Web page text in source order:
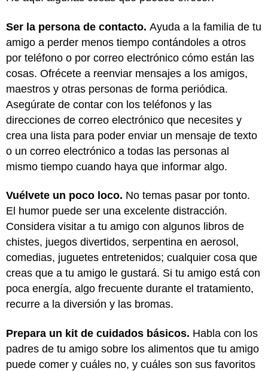
Ser la persona de contacto. Ayuda a la familia de tu
amigo a perder menos tiempo contándoles a otros
por teléfono o por correo electrónico cómo están las
cosas. Ofrécete a reenviar mensajes a los amigos,
maestros y otras personas de forma periódica.
Asegúrate de contar con los teléfonos y las
direcciones de correo electrónico que necesites y
crea una lista para poder enviar un mensaje de texto
o un correo electrónico a todas las personas al
mismo tiempo cuando haya que informar algo.
Vuélvete un poco loco. No temas pasar por tonto.
El humor puede ser una excelente distracción.
Considera visitar a tu amigo con algunos libros de
chistes, juegos divertidos, serpentina en aerosol,
comedias, juguetes entretenidos; cualquier cosa que
creas que a tu amigo le gustará. Si tu amigo está con
poca energía, algo frecuente durante el tratamiento,
recurre a la diversión y las bromas.
Prepara un kit de cuidados básicos. Habla con los
padres de tu amigo sobre los alimentos que tu amigo
puede comer y cuáles no, y cuáles son sus favoritos